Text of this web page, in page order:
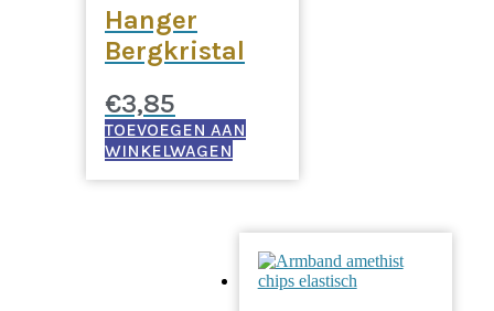
Hanger
Bergkristal
€3,85
TOEVOEGEN AAN
WINKELWAGEN